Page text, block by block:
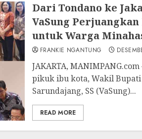
Dari Tondano ke
VaSung Perjuangkan
untuk Warga
FRANKIE NGANTUNG
JAKARTA,
pikuk ibu kota, Wakil Bupati
Sarundajang, SS (VaSung)...
READ MORE